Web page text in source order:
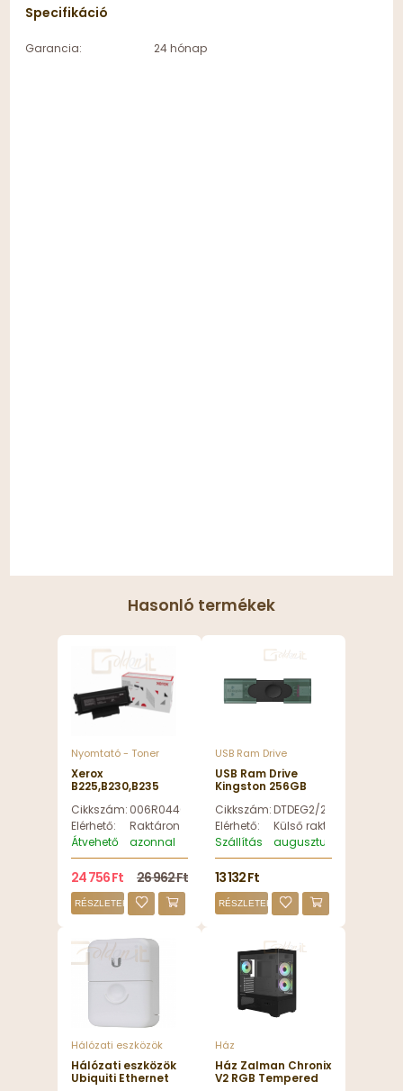
Specifikáció
Garancia: 24 hónap
Hasonló termékek
Nyomtató - Toner
Xerox
B225,B230,B235
006R04403
Cikkszám: 006R04403
Elérhető:
Raktáron
Átvehető
azonnal
24 756 Ft 26 962 Ft
RÉSZLETEK
USB Ram Drive
USB Ram Drive
Kingston 256GB
Black/Green -
DTDEG2/256GB
Cikkszám:DTDEG2/256GB
Elérhető:
Külső raktáron
Szállítás
augusztus 12, szerda
13 132 Ft
RÉSZLETEK
Hálózati eszközök
Hálózati eszközök
Ubiquiti Ethernet
Ház
Ház Zalman Chronix
V2 RGB Tempered